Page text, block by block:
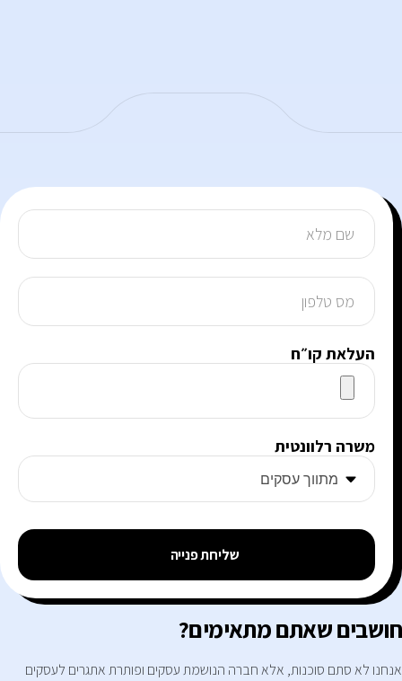
העלאת קו״ח
משרה רלוונטית
שליחת פנייה
חושבים שאתם מתאימים?
אנחנו לא סתם סוכנות, אלא חברה הנושמת עסקים ופותרת אתגרים לעסקים